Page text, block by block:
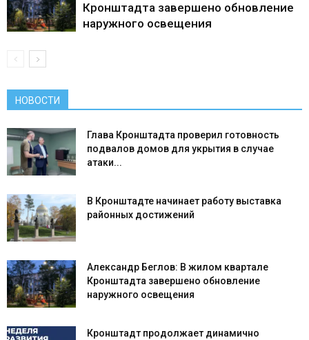
Кронштадта завершено обновление
наружного освещения
НОВОСТИ
Глава Кронштадта проверил готовность
подвалов домов для укрытия в случае
атаки...
В Кронштадте начинает работу выставка
районных достижений
Александр Беглов: В жилом квартале
Кронштадта завершено обновление
наружного освещения
Кронштадт продолжает динамично